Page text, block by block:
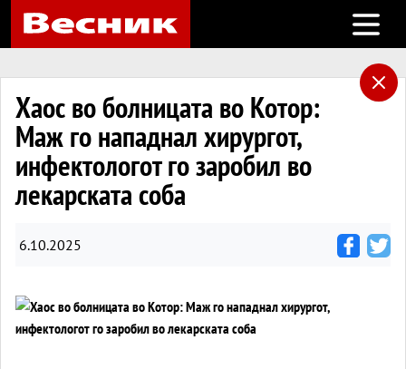
Open
Хаос во болницата во Котор:
Маж го нападнал хирургот,
инфектологот го заробил во
лекарската соба
6.10.2025